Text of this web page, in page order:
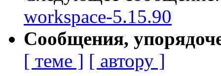
workspace-5.15.90
Сообщения,
[ теме ] [ автору ]